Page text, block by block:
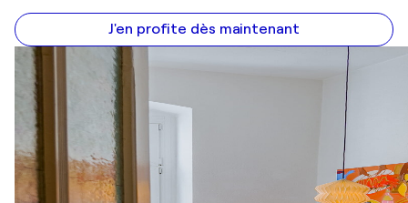
J'en profite dès maintenant